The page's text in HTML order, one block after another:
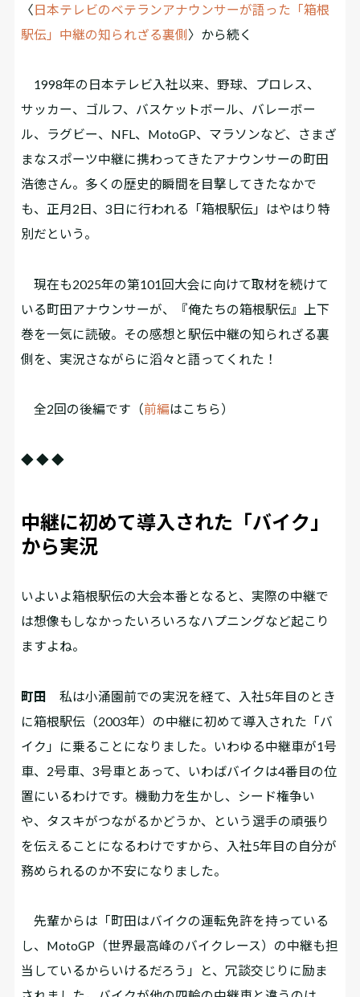
〈日本テレビのベテランアナウンサーが語った「箱根
駅伝」中継の知られざる裏側〉から続く
1998年の日本テレビ入社以来、野球、プロレス、
サッカー、ゴルフ、バスケットボール、バレーボー
ル、ラグビー、NFL、MotoGP、マラソンなど、さまざ
まなスポーツ中継に携わってきたアナウンサーの町田
浩徳さん。多くの歴史的瞬間を目撃してきたなかで
も、正月2日、3日に行われる「箱根駅伝」はやはり特
別だという。
現在も2025年の第101回大会に向けて取材を続けて
いる町田アナウンサーが、『俺たちの箱根駅伝』上下
巻を一気に読破。その感想と駅伝中継の知られざる裏
側を、実況さながらに滔々と語ってくれた！
全2回の後編です（前編はこちら）
◆ ◆ ◆
中継に初めて導入された「バイク」
から実況
――いよいよ箱根駅伝の大会本番となると、実際の中継で
は想像もしなかったいろいろなハプニングなど起こり
ますよね。
町田 私は小涌園前での実況を経て、入社5年目のとき
に箱根駅伝（2003年）の中継に初めて導入された「バ
イク」に乗ることになりました。いわゆる中継車が1号
車、2号車、3号車とあって、いわばバイクは4番目の位
置にいるわけです。機動力を生かし、シード権争い
や、タスキがつながるかどうか、という選手の頑張り
を伝えることになるわけですから、入社5年目の自分が
務められるのか不安になりました。
先輩からは「町田はバイクの運転免許を持っている
し、MotoGP（世界最高峰のバイクレース）の中継も担
当しているからいけるだろう」と、冗談交じりに励ま